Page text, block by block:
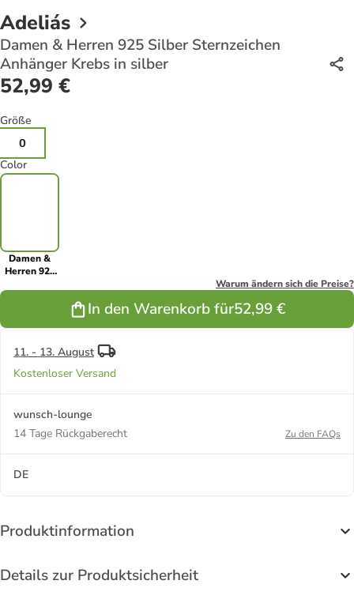
Adeliás
Damen & Herren 925 Silber Sternzeichen
Anhänger Krebs in silber
52,99 €
Größe
0
Color
Damen &
Herren 925
Sternzeichen
Warum ändern sich die Preise?
In den Warenkorb für52,99 €
11. - 13. August
Kostenloser Versand
wunsch-lounge
14 Tage Rückgaberecht
Zu den FAQs
DE
Produktinformation
Details zur Produktsicherheit